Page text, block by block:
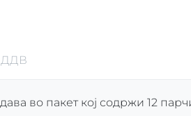
ДДВ
во пакет кој содржи 12